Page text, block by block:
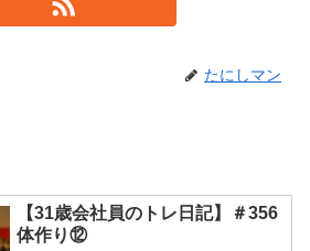
たにしマン
【31歳会社員のトレ日記】＃356
体作り⑫